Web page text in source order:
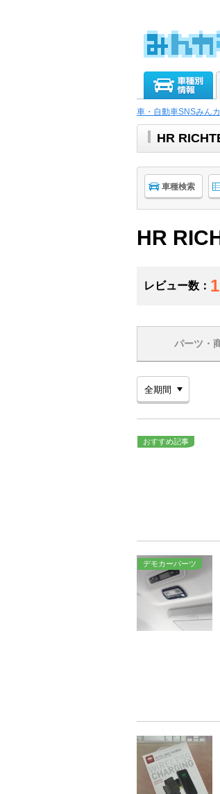
車・自動車SNSみん
HR
車種検索
HR
レビュー数：
パーツ・
おすすめ記事
デモカーパーツ